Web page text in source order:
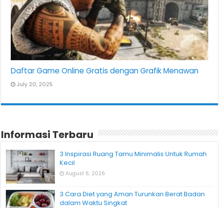
Daftar Game Online Gratis dengan Grafik Menawan
July 20, 2025
Informasi Terbaru
3 Inspirasi Ruang Tamu Minimalis Untuk Rumah
Kecil
August 6, 2026
3 Cara Diet yang Aman Turunkan Berat Badan
dalam Waktu Singkat